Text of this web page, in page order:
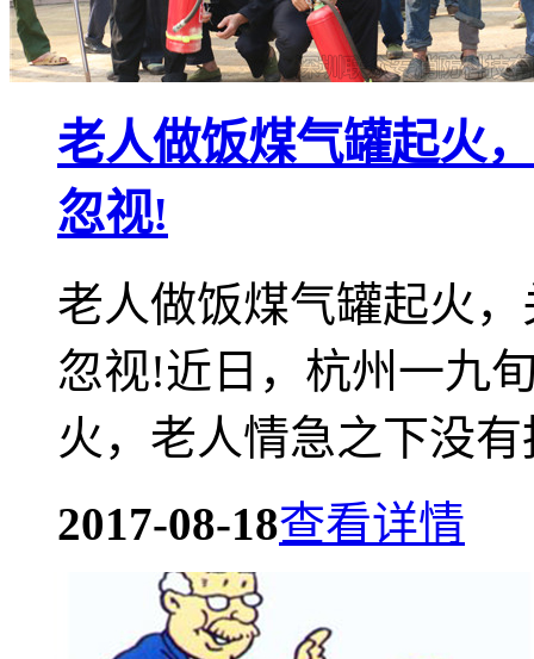
老人做饭煤气罐起火
忽视!
老人做饭煤气罐起火
忽视!近日，杭州一九
火，老人情急之下没
2017-08-18查看详情